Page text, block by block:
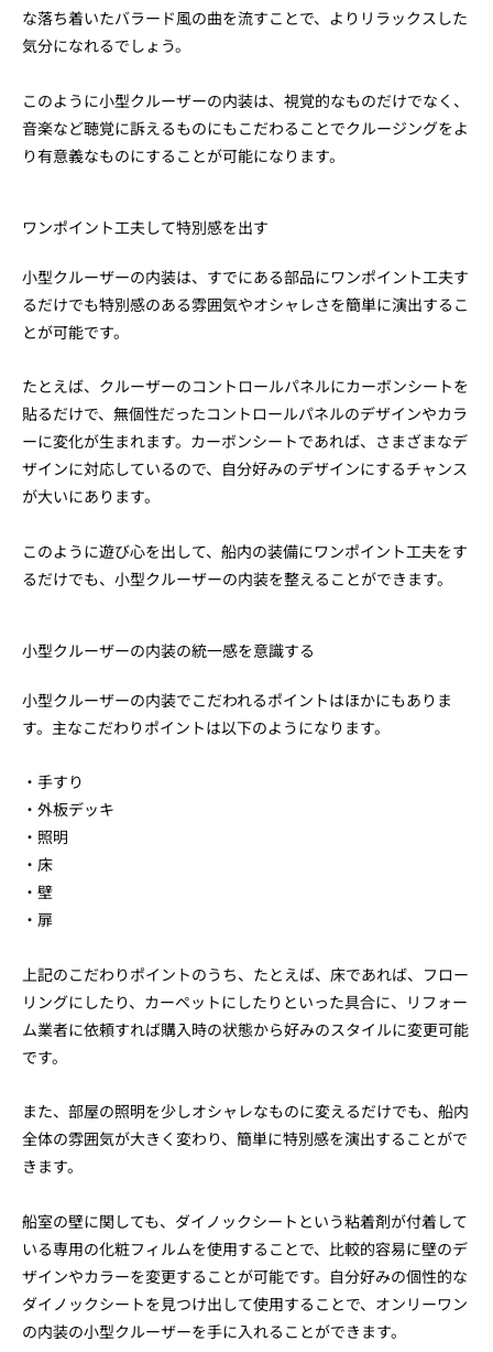
な落ち着いたバラード風の曲を流すことで、よりリラックスした
気分になれるでしょう。
このように小型クルーザーの内装は、視覚的なものだけでなく、
音楽など聴覚に訴えるものにもこだわることでクルージングをよ
り有意義なものにすることが可能になります。
ワンポイント工夫して特別感を出す
小型クルーザーの内装は、すでにある部品にワンポイント工夫す
るだけでも特別感のある雰囲気やオシャレさを簡単に演出するこ
とが可能です。
たとえば、クルーザーのコントロールパネルにカーボンシートを
貼るだけで、無個性だったコントロールパネルのデザインやカラ
ーに変化が生まれます。カーボンシートであれば、さまざまなデ
ザインに対応しているので、自分好みのデザインにするチャンス
が大いにあります。
このように遊び心を出して、船内の装備にワンポイント工夫をす
るだけでも、小型クルーザーの内装を整えることができます。
小型クルーザーの内装の統一感を意識する
小型クルーザーの内装でこだわれるポイントはほかにもありま
す。主なこだわりポイントは以下のようになります。
・手すり
・外板デッキ
・照明
・床
・壁
・扉
上記のこだわりポイントのうち、たとえば、床であれば、フロー
リングにしたり、カーペットにしたりといった具合に、リフォー
ム業者に依頼すれば購入時の状態から好みのスタイルに変更可能
です。
また、部屋の照明を少しオシャレなものに変えるだけでも、船内
全体の雰囲気が大きく変わり、簡単に特別感を演出することがで
きます。
船室の壁に関しても、ダイノックシートという粘着剤が付着して
いる専用の化粧フィルムを使用することで、比較的容易に壁のデ
ザインやカラーを変更することが可能です。自分好みの個性的な
ダイノックシートを見つけ出して使用することで、オンリーワン
の内装の小型クルーザーを手に入れることができます。